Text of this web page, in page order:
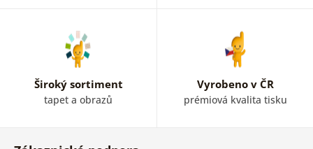
Široký sortiment
tapet a obrazů
Vyrobeno v ČR
prémiová kvalita tisku